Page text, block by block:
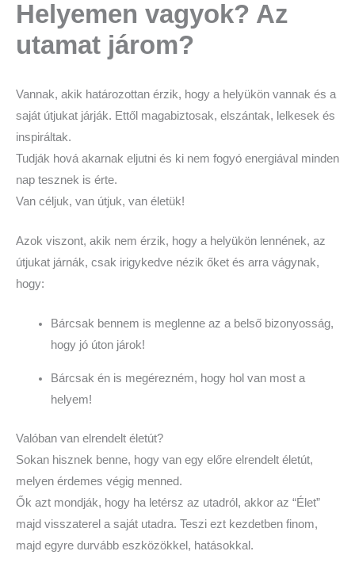
Helyemen vagyok? Az
utamat járom?
Vannak, akik határozottan érzik, hogy a helyükön vannak és a
saját útjukat járják. Ettől magabiztosak, elszántak, lelkesek és
inspiráltak.
Tudják hová akarnak eljutni és ki nem fogyó energiával minden
nap tesznek is érte.
Van céljuk, van útjuk, van életük!
Azok viszont, akik nem érzik, hogy a helyükön lennének, az
útjukat járnák, csak irigykedve nézik őket és arra vágynak,
hogy:
Bárcsak bennem is meglenne az a belső bizonyosság,
hogy jó úton járok!
Bárcsak én is megérezném, hogy hol van most a
helyem!
Valóban van elrendelt életút?
Sokan hisznek benne, hogy van egy előre elrendelt életút,
melyen érdemes végig menned.
Ők azt mondják, hogy ha letérsz az utadról, akkor az “Élet”
majd visszaterel a saját utadra. Teszi ezt kezdetben finom,
majd egyre durvább eszközökkel, hatásokkal.